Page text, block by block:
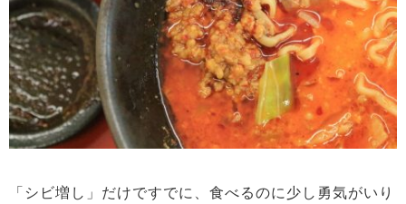
「シビ増し」だけですでに、食べるのに少し勇気がいり